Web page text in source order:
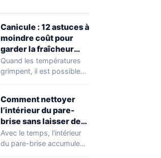
Canicule : 12 astuces à
moindre coût pour
garder la fraîcheur
chez soi
Quand les températures
grimpent, il est possible
Comment nettoyer
l’intérieur du pare-
brise sans laisser de
traces
Avec le temps, l'intérieur
du pare-brise accumule